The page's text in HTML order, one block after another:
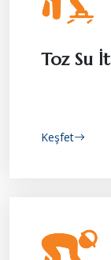
Toz Su
Keşfet